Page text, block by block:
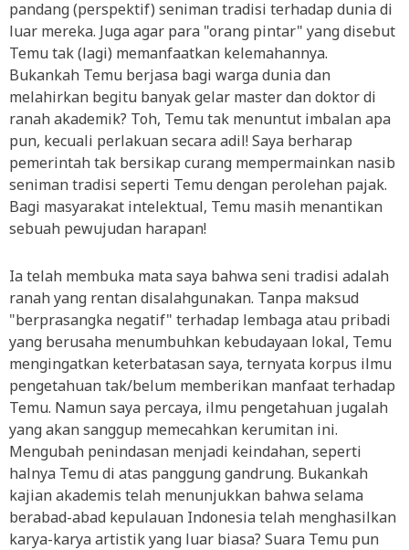
pandang (perspektif) seniman tradisi terhadap dunia di
luar mereka. Juga agar para "orang pintar" yang disebut
Temu tak (lagi) memanfaatkan kelemahannya.
Bukankah Temu berjasa bagi warga dunia dan
melahirkan begitu banyak gelar master dan doktor di
ranah akademik? Toh, Temu tak menuntut imbalan apa
pun, kecuali perlakuan secara adil! Saya berharap
pemerintah tak bersikap curang mempermainkan nasib
seniman tradisi seperti Temu dengan perolehan pajak.
Bagi masyarakat intelektual, Temu masih menantikan
sebuah pewujudan harapan!
Ia telah membuka mata saya bahwa seni tradisi adalah
ranah yang rentan disalahgunakan. Tanpa maksud
"berprasangka negatif" terhadap lembaga atau pribadi
yang berusaha menumbuhkan kebudayaan lokal, Temu
mengingatkan keterbatasan saya, ternyata korpus ilmu
pengetahuan tak/belum memberikan manfaat terhadap
Temu. Namun saya percaya, ilmu pengetahuan jugalah
yang akan sanggup memecahkan kerumitan ini.
Mengubah penindasan menjadi keindahan, seperti
halnya Temu di atas panggung gandrung. Bukankah
kajian akademis telah menunjukkan bahwa selama
berabad-abad kepulauan Indonesia telah menghasilkan
karya-karya artistik yang luar biasa? Suara Temu pun